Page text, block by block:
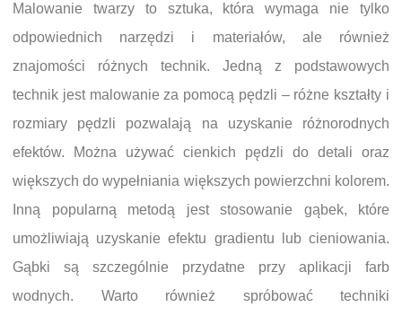
Malowanie twarzy to sztuka, która wymaga nie tylko
odpowiednich narzędzi i materiałów, ale również
znajomości różnych technik. Jedną z podstawowych
technik jest malowanie za pomocą pędzli – różne kształty i
rozmiary pędzli pozwalają na uzyskanie różnorodnych
efektów. Można używać cienkich pędzli do detali oraz
większych do wypełniania większych powierzchni kolorem.
Inną popularną metodą jest stosowanie gąbek, które
umożliwiają uzyskanie efektu gradientu lub cieniowania.
Gąbki są szczególnie przydatne przy aplikacji farb
wodnych. Warto również spróbować techniki